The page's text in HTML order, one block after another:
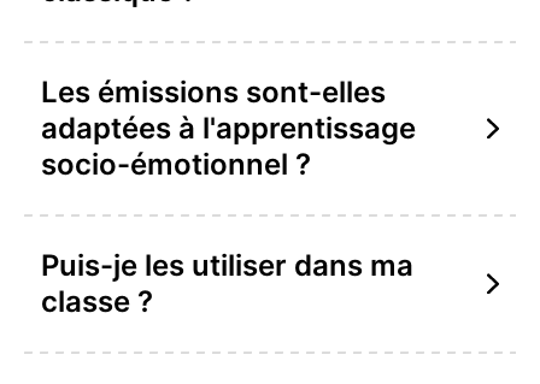
Les émissions sont-elles
adaptées à l'apprentissage
socio-émotionnel ?
Puis-je les utiliser dans ma
classe ?